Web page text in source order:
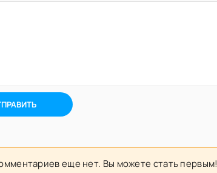
еще нет. Вы можете стать первым!